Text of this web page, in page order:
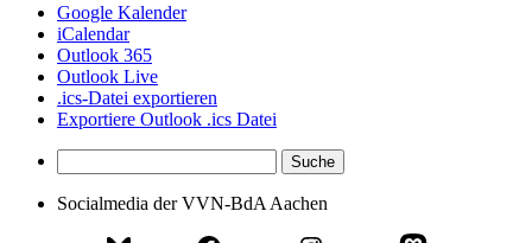
Google Kalender
iCalendar
Outlook 365
Outlook Live
.ics-Datei exportieren
Exportiere Outlook .ics Datei
Socialmedia der VVN-BdA Aachen